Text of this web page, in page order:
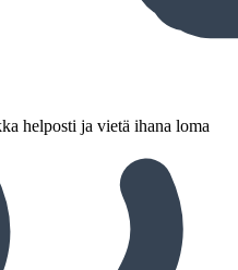
helposti ja vietä ihana loma